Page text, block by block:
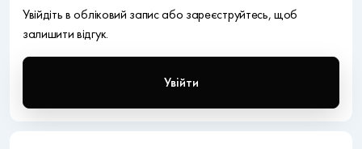
Увійдіть в обліковий запис або зареєструйтесь, щоб
залишити відгук.
Увійти